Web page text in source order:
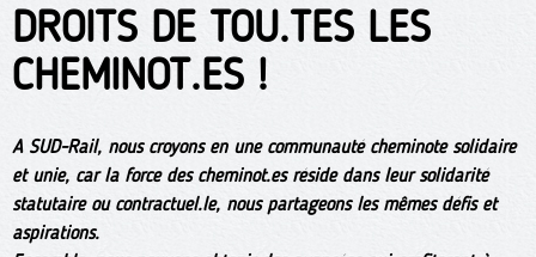
DROITS DE TOU.TES LES
CHEMINOT.ES !
A SUD-Rail, nous croyons en une communauté cheminote solidaire
et unie, car la force des cheminot.es réside dans leur solidarité
statutaire ou contractuel.le, nous partageons les mêmes défis et
aspirations.